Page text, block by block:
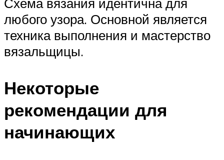
любого узора. Основной является
техника выполнения и мастерство
вязальщицы.
Некоторые
рекомендации для
начинающих